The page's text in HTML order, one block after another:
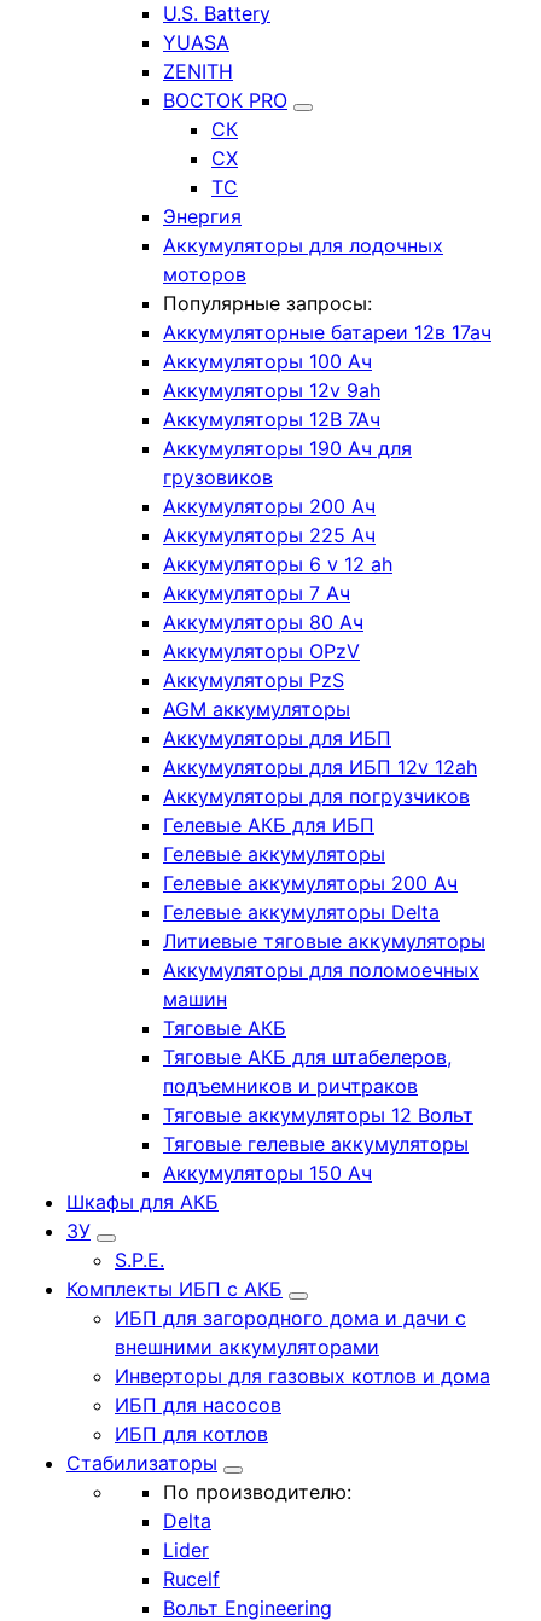
U.S. Battery
YUASA
ZENITH
ВОСТОК PRO
СК
СХ
ТС
Энергия
Аккумуляторы для лодочных
моторов
Популярные запросы:
Аккумуляторные батареи 12в 17ач
Аккумуляторы 100 Ач
Аккумуляторы 12v 9ah
Аккумуляторы 12В 7Ач
Аккумуляторы 190 Ач для
грузовиков
Аккумуляторы 200 Ач
Аккумуляторы 225 Ач
Аккумуляторы 6 v 12 ah
Аккумуляторы 7 Ач
Аккумуляторы 80 Ач
Аккумуляторы OPzV
Аккумуляторы PzS
AGM аккумуляторы
Аккумуляторы для ИБП
Аккумуляторы для ИБП 12v 12ah
Аккумуляторы для погрузчиков
Гелевые АКБ для ИБП
Гелевые аккумуляторы
Гелевые аккумуляторы 200 Ач
Гелевые аккумуляторы Delta
Литиевые тяговые аккумуляторы
Аккумуляторы для поломоечных
машин
Тяговые АКБ
Тяговые АКБ для штабелеров,
подъемников и ричтраков
Тяговые аккумуляторы 12 Вольт
Тяговые гелевые аккумуляторы
Аккумуляторы 150 Ач
Шкафы для АКБ
ЗУ
S.P.E.
Комплекты ИБП с АКБ
ИБП для загородного дома и дачи с
внешними аккумуляторами
Инверторы для газовых котлов и дома
ИБП для насосов
ИБП для котлов
Стабилизаторы
По производителю:
Delta
Lider
Rucelf
Вольт Engineering